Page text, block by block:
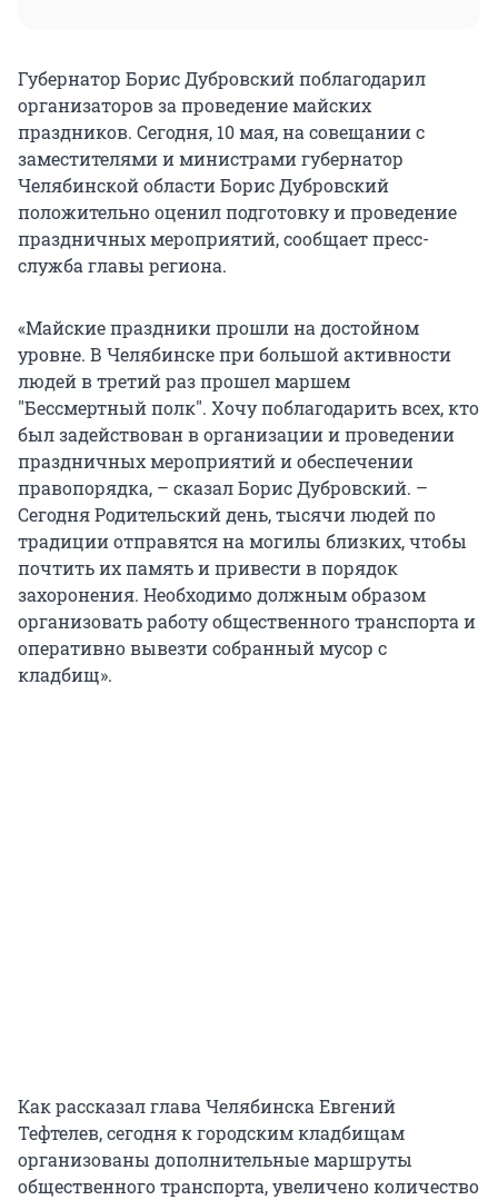
Губернатор Борис Дубровский поблагодарил
организаторов за проведение майских
праздников. Сегодня, 10 мая, на совещании с
заместителями и министрами губернатор
Челябинской области Борис Дубровский
положительно оценил подготовку и проведение
праздничных мероприятий, сообщает пресс-
служба главы региона.
«Майские праздники прошли на достойном
уровне. В Челябинске при большой активности
людей в третий раз прошел маршем
"Бессмертный полк". Хочу поблагодарить всех, кто
был задействован в организации и проведении
праздничных мероприятий и обеспечении
правопорядка, – сказал Борис Дубровский. –
Сегодня Родительский день, тысячи людей по
традиции отправятся на могилы близких, чтобы
почтить их память и привести в порядок
захоронения. Необходимо должным образом
организовать работу общественного транспорта и
оперативно вывезти собранный мусор с
кладбищ».
Как рассказал глава Челябинска Евгений
Тефтелев, сегодня к городским кладбищам
организованы дополнительные маршруты
общественного транспорта, увеличено количество